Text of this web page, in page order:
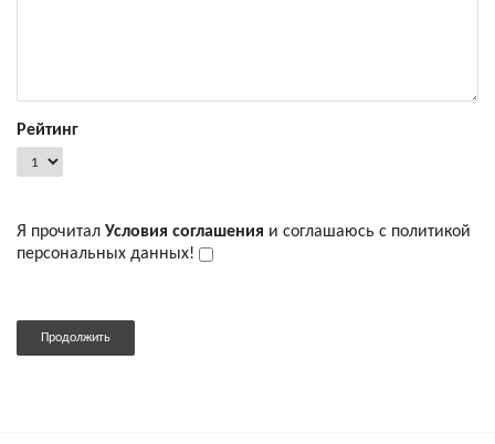
Рейтинг
Я прочитал Условия соглашения и соглашаюсь с политикой
персональных данных!
Продолжить